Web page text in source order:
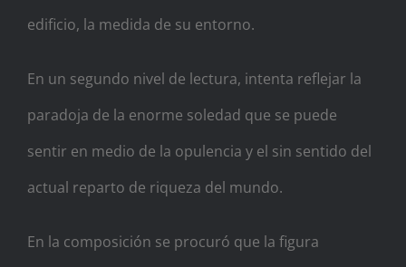
edificio, la medida de su entorno.
En un segundo nivel de lectura, intenta reflejar la
paradoja de la enorme soledad que se puede
sentir en medio de la opulencia y el sin sentido del
actual reparto de riqueza del mundo.
En la composición se procuró que la figura